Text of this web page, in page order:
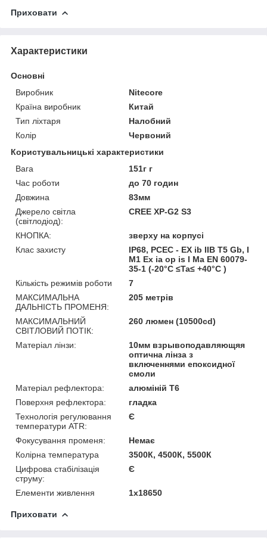
Приховати
Характеристики
Основні
Виробник
Nitecore
Країна виробник
Китай
Тип ліхтаря
Налобний
Колір
Червоний
Користувальницькі характеристики
Вага
151г г
Час роботи
до 70 годин
Довжина
83мм
Джерело світла
(світлодіод):
CREE XP-G2 S3
КНОПКА:
зверху на корпусі
Клас захисту
IP68, PCEC - EX ib IIB T5 Gb, I
M1 Ex ia op is I Ma EN 60079-
35-1 (-20°C ≤Ta≤ +40°C )
Кількість режимів роботи
7
МАКСИМАЛЬНА
ДАЛЬНІСТЬ ПРОМЕНЯ:
205 метрів
МАКСИМАЛЬНИЙ
СВІТЛОВИЙ ПОТІК:
260 люмен (10500cd)
Матеріал лінзи:
10мм взрывоподавляющяя
оптична лінза з
включеннями епоксидної
смоли
Матеріал рефлектора:
алюміній T6
Поверхня рефлектора:
гладка
Технологія регулювання
температури ATR:
Є
Фокусування променя:
Немає
Колірна температура
3500К, 4500К, 5500К
Цифрова стабілізація
струму:
Є
Елементи живлення 1х18650
Приховати